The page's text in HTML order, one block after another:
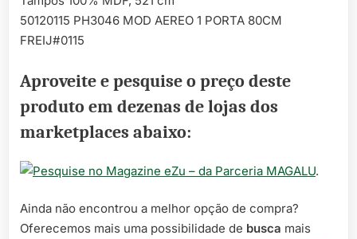
50120115 PH3046 MOD AEREO 1 PORTA 80CM
FREIJ#0115
Aproveite e pesquise o preço deste
produto em dezenas de lojas dos
marketplaces abaixo:
– da Parceria MAGALU.
Ainda não encontrou a melhor opção de compra?
Oferecemos mais uma possibilidade de busca mais